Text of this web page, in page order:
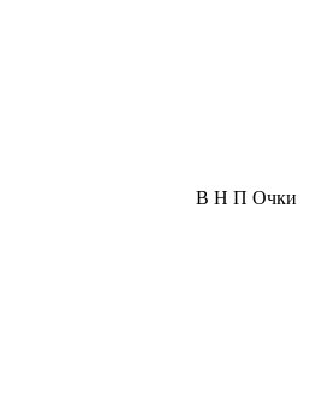
В Н П Очки